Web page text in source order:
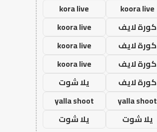
koora live
kora live
كورة لايف
koora live
كورة لايف
koora live
كورة لايف
koora live
كورة لايف
يلا شوت
yalla shoot
yalla shoot
يلا شوت
يلا شوت